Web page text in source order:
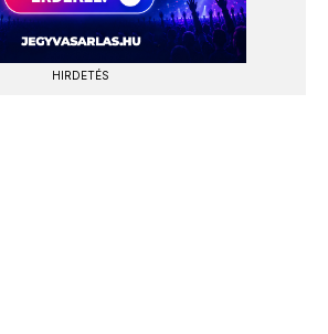
HIRDETÉS